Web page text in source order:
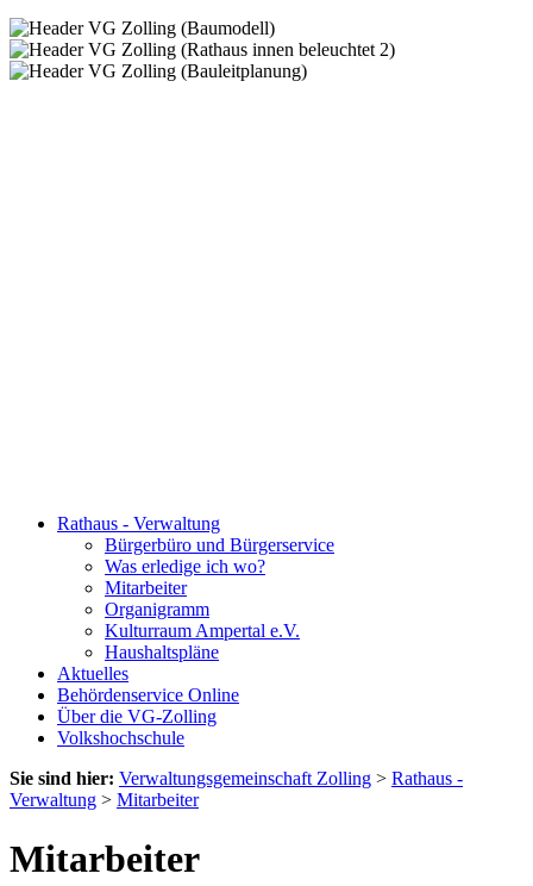
Rathaus - Verwaltung
Bürgerbüro und Bürgerservice
Was erledige ich wo?
Mitarbeiter
Organigramm
Kulturraum Ampertal e.V.
Haushaltspläne
Aktuelles
Behördenservice Online
Über die VG-Zolling
Volkshochschule
Sie sind hier: Verwaltungsgemeinschaft Zolling > Rathaus -
Verwaltung > Mitarbeiter
Mitarbeiter